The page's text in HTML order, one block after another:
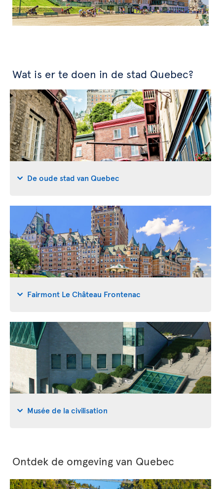
Wat is er te doen in de stad Quebec?
De oude stad van Quebec
Fairmont Le Château Frontenac
Musée de la civilisation
Ontdek de omgeving van Quebec